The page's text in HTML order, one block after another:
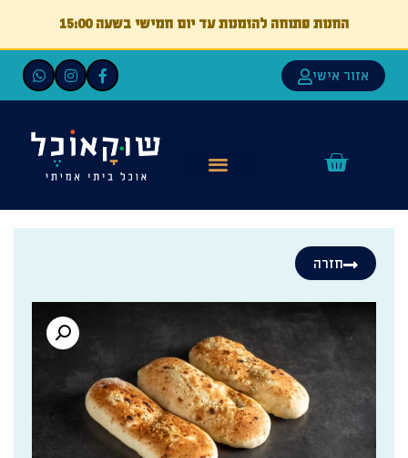
החנות פתוחה להזמנות עד יום חמישי בשעה 15:00
אזור אישי
חזרה